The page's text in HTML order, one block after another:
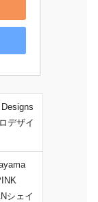
デザイ
シェイ